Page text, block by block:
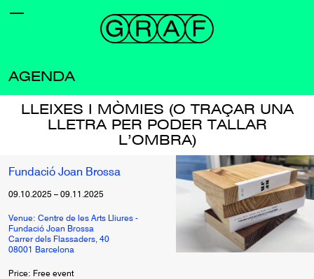
AGENDA
LLEIXES I MÒMIES (O TRAÇAR UNA
LLETRA PER PODER TALLAR
L’OMBRA)
Fundació Joan Brossa
09.10.2025 – 09.11.2025
Venue: Centre de les Arts Lliures -
Fundació Joan Brossa
Carrer dels Flassaders, 40
08001 Barcelona
Price: Free event